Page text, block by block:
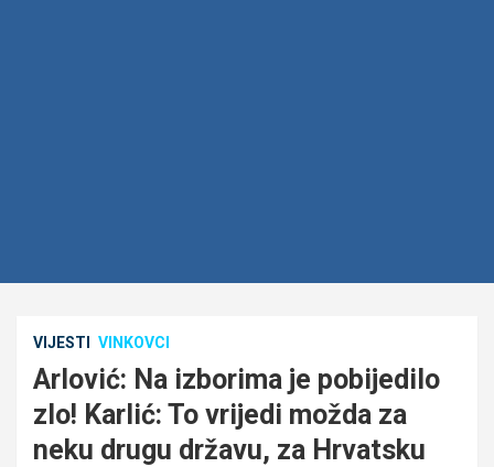
VIJESTI VINKOVCI
Arlović: Na izborima je pobijedilo
zlo! Karlić: To vrijedi možda za
neku drugu državu, za Hrvatsku